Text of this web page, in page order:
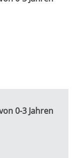
0-3 Jahren